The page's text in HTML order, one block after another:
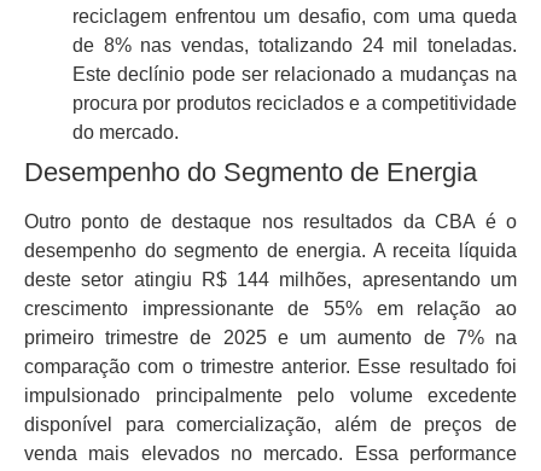
reciclagem enfrentou um desafio, com uma queda
de 8% nas vendas, totalizando 24 mil toneladas.
Este declínio pode ser relacionado a mudanças na
procura por produtos reciclados e a competitividade
do mercado.
Desempenho do Segmento de Energia
Outro ponto de destaque nos resultados da CBA é o
desempenho do segmento de energia. A receita líquida
deste setor atingiu R$ 144 milhões, apresentando um
crescimento impressionante de 55% em relação ao
primeiro trimestre de 2025 e um aumento de 7% na
comparação com o trimestre anterior. Esse resultado foi
impulsionado principalmente pelo volume excedente
disponível para comercialização, além de preços de
venda mais elevados no mercado. Essa performance